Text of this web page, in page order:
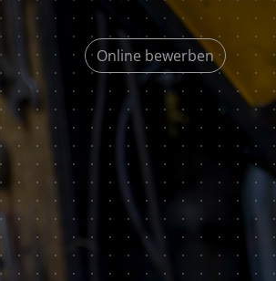
Online bewerben